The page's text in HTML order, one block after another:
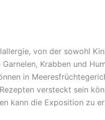
von der sowohl
Krabben und
in
versteckt sein
kann die Exposition zu